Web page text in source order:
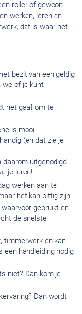
roller of gewoon
werken, leren en
dat is waar het
bezit van een geldig
we of je kunt
het gaaf om te
is mooi
(en dat zie je
daarom uitgenodigd
je leren!
werken aan te
het kan pittig zijn.
gebruikt en
de snelste
timmerwerk en kan
een handleiding nodig
niet? Dan kom je
Dan wordt